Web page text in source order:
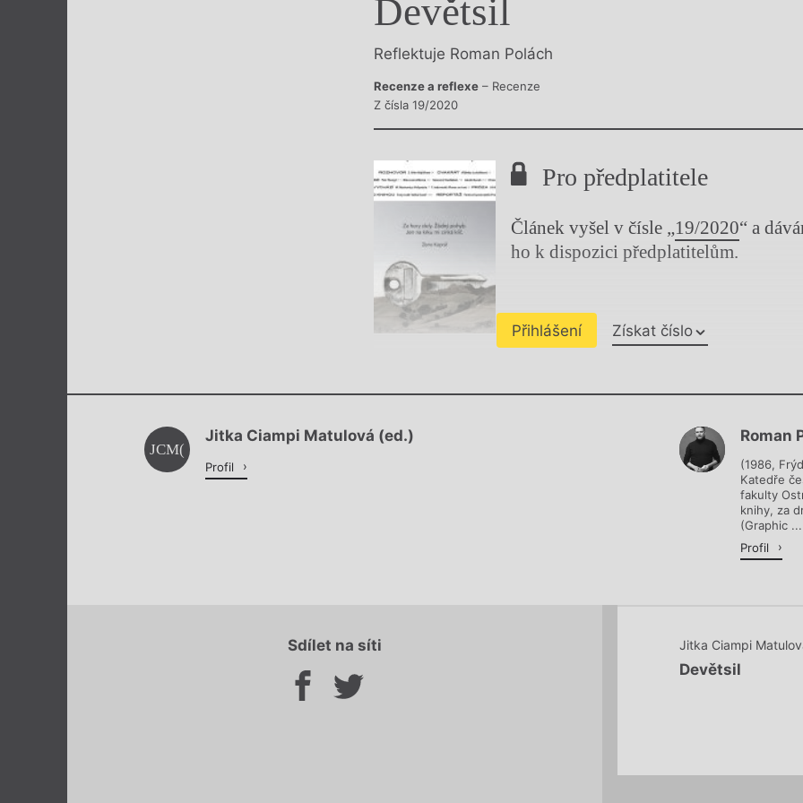
Výroční cenyDevětsil
Reflektuje Roman Polách
Recenze a reflexe – Recenze
Z čísla 19/2020
Pro předplatitele
Článek vyšel v čísle „19/2020“ a
ho k dispozici předplatitelům.
Přihlášení Získat číslo
Chviličku.
JCM(
Jitka Ciampi Matulová (ed.)
Profil
Roman
(1986,
Katedře
fakulty
knihy, za
(Graphic ...
Profil
Sdílet na síti Jitka Ciampi
Devětsil